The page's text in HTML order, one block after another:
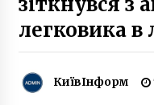
9
легковика в
КиївІнформ